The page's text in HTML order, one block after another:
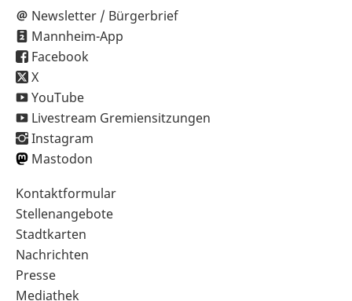
Newsletter / Bürgerbrief
Mannheim-App
Facebook
X
YouTube
Livestream Gremiensitzungen
Instagram
Mastodon
Sekundärnavigation
im
Fußbereich
Kontaktformular
Stellenangebote
Stadtkarten
Nachrichten
Presse
Mediathek